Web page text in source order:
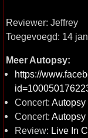
Reviewer: Jeffrey
Toegevoegd: 14
Meer Autopsy:
https://
Concert: Autopsy
Concert: Autopsy
Review: Live In